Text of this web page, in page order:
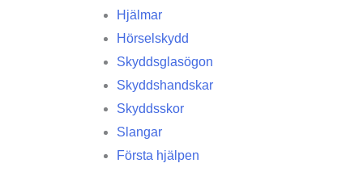
Hjälmar
Hörselskydd
Skyddsglasögon
Skyddshandskar
Skyddsskor
Slangar
Första hjälpen